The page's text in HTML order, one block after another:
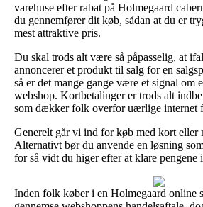
varehuse efter rabat på Holmegaard
du gennemfører dit køb, sådan at du er
mest attraktive pris.
Du skal trods alt være så påpasselig, at
annoncerer et produkt til salg for en
så er det mange gange være et signal om
webshop. Kortbetalinger er trods alt
som dækker folk overfor uærlige internet
Generelt går vi ind for køb med kort eller
Alternativt bør du anvende en løsning
for så vidt du higer efter at klare pengene
Inden folk køber i en Holmegaard online